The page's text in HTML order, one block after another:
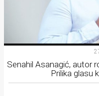
Senahil Asanagić, autor
Prilika glasu